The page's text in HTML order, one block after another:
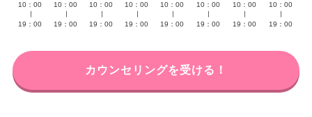
10：00
19：00
10：00
19：00
10：00
19：00
10：00
19：00
10：00
19：00
10：00
19：00
10：00
19：00
10：00
19：00
カウンセリングを受ける！